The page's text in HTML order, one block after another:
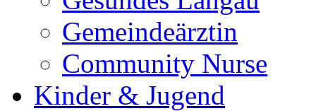
Gemeindeärztin
Community Nurse
Kinder & Jugend